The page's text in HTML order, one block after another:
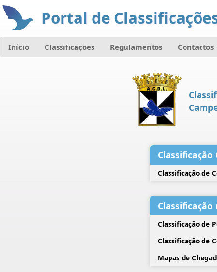
Portal de
Início Classificações Regulamentos Contactos
Classificação
Classificação de
Classificação
Classificação de
Classificação de
Mapas de